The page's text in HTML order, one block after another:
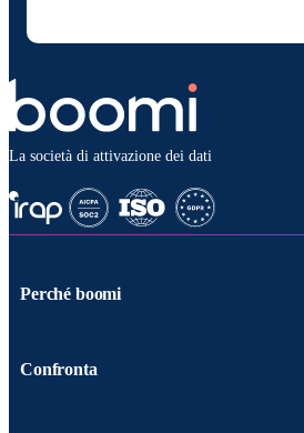
La società di attivazione dei dati
Perché boomi
Confronta